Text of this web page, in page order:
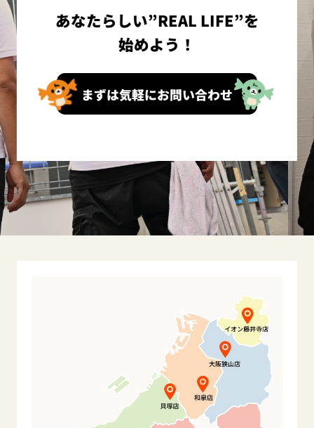
あなたらしい”REAL LIFE”を
始めよう！
まずは気軽にお問い合わせ